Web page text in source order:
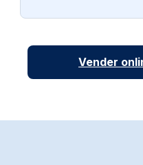
Vender